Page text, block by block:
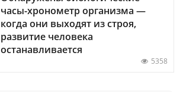
часы-хронометр организма —
когда они выходят из строя,
развитие человека
останавливается
5358